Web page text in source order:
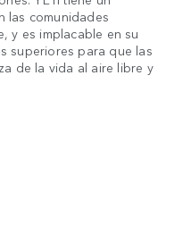
las comunidades
y es implacable en su
superiores para que las
de la vida al aire libre y